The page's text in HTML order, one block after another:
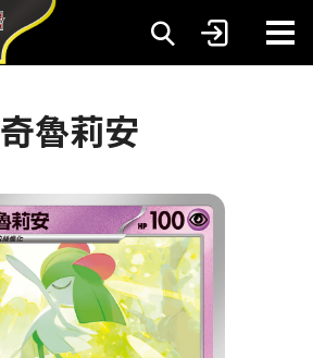
奇魯莉安